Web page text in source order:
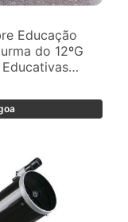
Educação
do 12ºG